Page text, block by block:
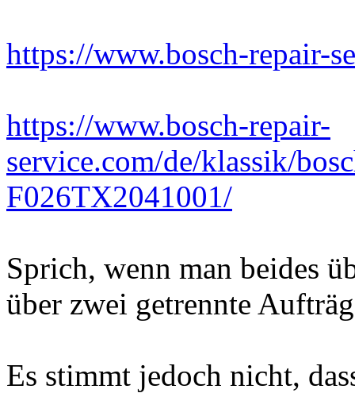
https://www.bosch-repair-
https://www.bosch-repair-
service.com/de/klassik/
F026TX2041001/
Sprich, wenn man beides
über zwei getrennte
Es stimmt jedoch nicht,